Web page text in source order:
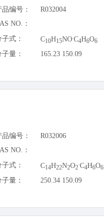
品编号：
R032004
NO.：
子式：
C10H15NO.C4H6O6
子量： 165.23 150.09
品编号：
R032006
NO.：
子式：
C14H22N2O2
.C4H6O6
子量： 250.34 150.09